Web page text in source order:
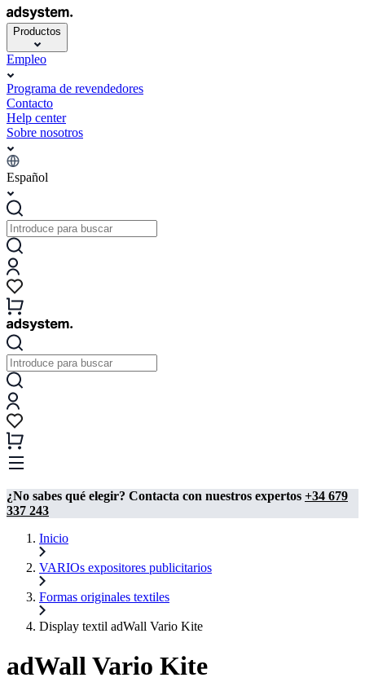
Productos
Empleo
Programa de revendedores
Contacto
Help center
Sobre nosotros
Español
¿No sabes qué elegir? Contacta con nuestros expertos +34 679
337 243
Inicio
VARIOs expositores publicitarios
Formas originales textiles
Display textil adWall Vario Kite
adWall Vario Kite